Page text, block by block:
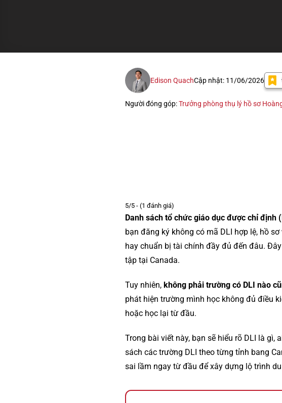
Edison QuachCập nhật: 11/06/2026
Người đóng góp:Trưởng phòng thụ lý hồ sơ
5/5 - (1 đánh giá)
Danh sách tổ chức giáo dục được chỉ định
bạn đăng ký không có mã DLI hợp lệ, hồ
hay chuẩn bị tài chính đầy đủ đến đâu.
tập tại Canada.
Tuy nhiên, không phải trường có DLI nào
phát hiện trường mình học không đủ điều
hoặc học lại từ đầu.
Trong bài viết này, bạn sẽ hiểu rõ DLI là gì,
sách các trường DLI theo từng tỉnh bang
sai lầm ngay từ đầu để xây dựng lộ trình